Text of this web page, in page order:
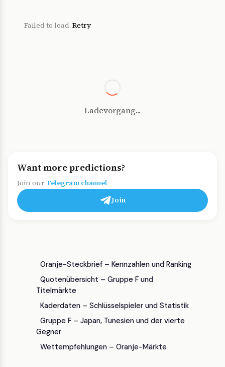
Failed to load. Retry
Ladevorgang...
Want more predictions?
Join our Telegram channel
Join
Oranje-Steckbrief – Kennzahlen und Ranking
Quotenübersicht – Gruppe F und
Titelmärkte
Kaderdaten – Schlüsselspieler und Statistik
Gruppe F – Japan, Tunesien und der vierte
Gegner
Wettempfehlungen – Oranje-Märkte